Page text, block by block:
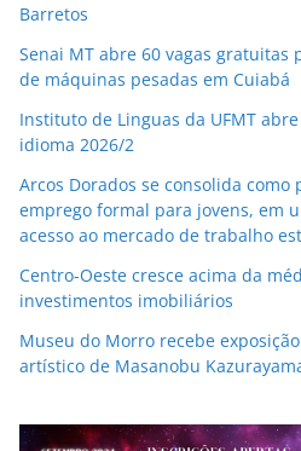
Barretos
Senai MT abre 60 vagas gratuitas
de máquinas pesadas em Cuiabá
Instituto de Linguas da UFMT
idioma 2026/2
Arcos Dorados se consolida
emprego formal para jovens, em
acesso ao mercado de trabalho
Centro-Oeste cresce acima da
investimentos imobiliários
Museu do Morro recebe
artístico de Masanobu